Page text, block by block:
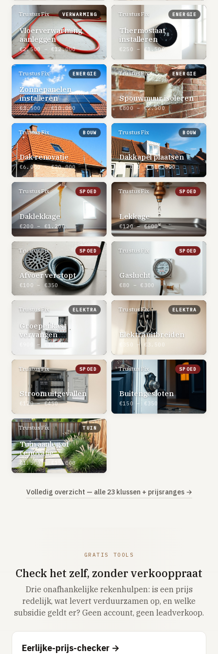
TrustusFix VERWARMING
Vloerverwarming
aanleggen
€2.500 – €12.000
TrustusFix ENERGIE
Thermostaat
installeren
€250 – €1.500
TrustusFix ENERGIE
Zonnepanelen
installeren
€3.500 – €10.000
TrustusFix ENERGIE
Spouwmuur isoleren
€800 – €2.500
TrustusFix BOUW
Dak renovatie
€6.000 – €20.000
TrustusFix BOUW
Dakkapel plaatsen
€8.000 – €18.000
TrustusFix SPOED
Daklekkage
€200 – €1.200
TrustusFix SPOED
Lekkage
€120 – €600
TrustusFix SPOED
Afvoer verstopt
€100 – €350
TrustusFix SPOED
Gaslucht
€80 – €300
TrustusFix ELEKTRA
Groepenkast
vervangen
€900 – €1.800
TrustusFix ELEKTRA
Elektra uitbreiden
€350 – €3.500
TrustusFix SPOED
Stroom uitgevallen
€120 – €450
TrustusFix SPOED
Buitengesloten
€150 – €350
TrustusFix TUIN
Tuin aanleg of
renovatie
€1.500 – €15.000
Volledig overzicht — alle 23 klussen + prijsranges →
GRATIS TOOLS
Check het zelf, zonder verkooppraat
Drie onafhankelijke rekenhulpen: is een prijs
redelijk, wat levert verduurzamen op, en welke
subsidie geldt er? Geen account, geen leadverkoop.
Eerlijke-prijs-checker →